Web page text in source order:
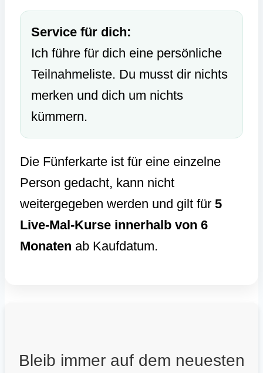
Service für dich:
Ich führe für dich eine persönliche
Teilnahmeliste. Du musst dir nichts
merken und dich um nichts
kümmern.
Die Fünferkarte ist für eine einzelne
Person gedacht, kann nicht
weitergegeben werden und gilt für 5
Live-Mal-Kurse innerhalb von 6
Monaten ab Kaufdatum.
Bleib immer auf dem neuesten